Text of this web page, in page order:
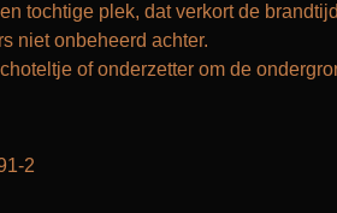
tochtige plek, dat verkort de
niet onbeheerd achter.
of onderzetter om de
2